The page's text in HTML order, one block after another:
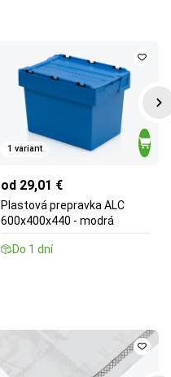
1 variant
od 29,01 €
Plastová prepravka ALC
600x400x440 - modrá
Do 1 dní